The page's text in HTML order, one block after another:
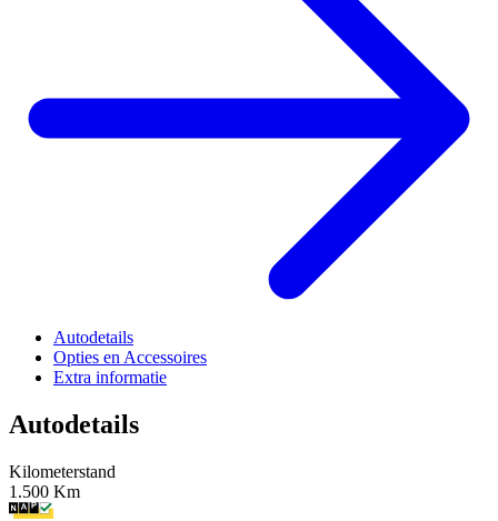
Autodetails
Opties en Accessoires
Extra informatie
Autodetails
Kilometerstand
1.500 Km